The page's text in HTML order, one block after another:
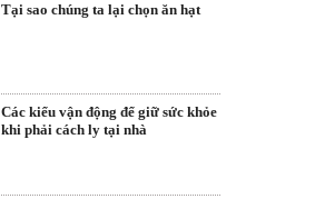
Tại sao chúng ta lại chọn ăn hạt
Các kiểu vận động để giữ sức khỏe
khi phải cách ly tại nhà